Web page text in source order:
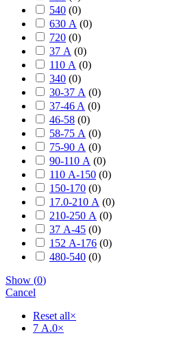
540 (0)
630 А (0)
720 (0)
37 А (0)
110 А (0)
340 (0)
30-37 А (0)
37-46 A (0)
46-58 (0)
58-75 А (0)
75-90 А (0)
90-110 А (0)
110 А-150 (0)
150-170 (0)
17.0-210 А (0)
210-250 А (0)
37 А-45 (0)
152 А-176 (0)
480-540 (0)
Show (0)
Cancel
Reset all×
7 А.0×